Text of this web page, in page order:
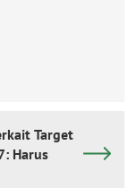
Target
Harus